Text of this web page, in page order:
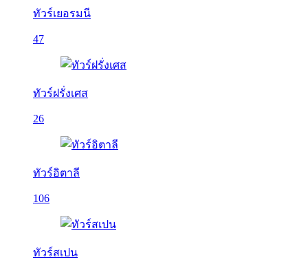
ทัวร์เยอรมนี
47
ทัวร์ฝรั่งเศส
26
ทัวร์อิตาลี
106
ทัวร์สเปน